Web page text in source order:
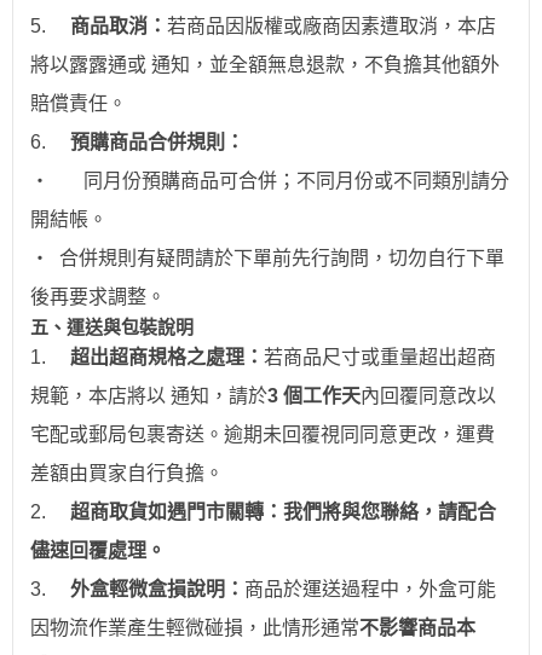
5.
商品取消： 若商品因版權或廠商因素遭取消，本店
將以露露通或 通知，並全額無息退款 ，不負擔其他額外
賠償責任。
6.
預購商品合併規則：
‧
同月份預購商品可合併；不同月份或不同類別請分
開結帳。
‧ 合併規則有疑問請於下單前先行詢問，切勿自行下單
後再要求調整。
五、運送與包裝說明
1.
超出超商規格之處理： 若商品尺寸或重量超出超商
規範，本店將以 通知，請於3 個工作天內回覆同意改以
宅配或郵局包裹寄送。逾期未回覆視同同意更改，運費
差額由買家自行負擔。
2.
超商取貨如遇門市關轉：我們將與您聯絡，請配合
儘速回覆處理。
3.
外盒輕微盒損說明： 商品於運送過程中，外盒可能
因物流作業產生輕微碰損，此情形通常不影響商品本